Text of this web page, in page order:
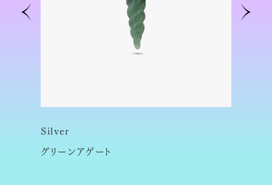
Silver
グリーンアゲート